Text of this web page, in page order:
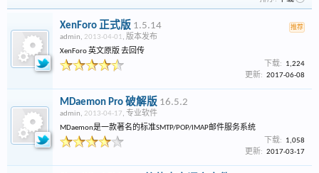
推荐
XenForo 正式版 1.5.14
admin, 2013-04-01, 版本发布
XenForo 英文原版 去回传
下载:
1,224
更新: 2017-06-08
MDaemon Pro 破解版 16.5.2
admin, 2013-04-17, 专业软件
MDaemon是一款著名的标准SMTP/POP/IMAP邮件服务系统
下载:
1,058
更新: 2017-03-17